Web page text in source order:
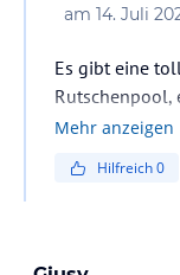
am 14. Juli
Es gibt eine
Rutschenpool,
Restaurants,
bekommt
Mehr anzeigen
Hilfreich0